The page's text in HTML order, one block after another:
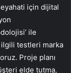
için dijital
ile
testleri marka
Proje planı
elde tutma,